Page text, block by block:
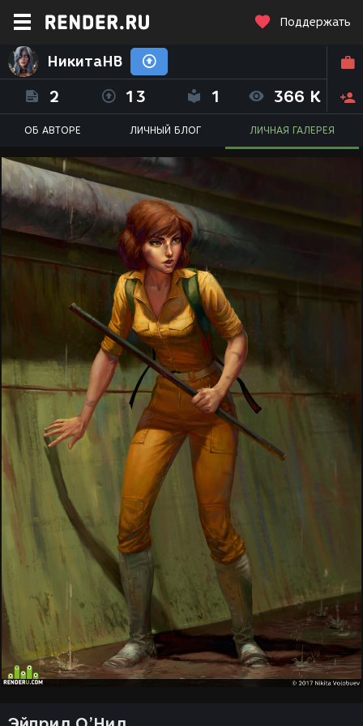
Поддержать
НикитаНВ
2 13 1 366 K
ОБ АВТОРЕ ЛИЧНЫЙ БЛОГ ЛИЧНАЯ ГАЛЕРЕЯ